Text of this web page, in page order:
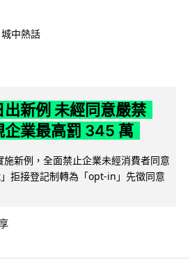
城中熱話
出新例 未經同意嚴禁
業最高罰 345 萬
新例，全面禁止企業未經消費者同意
拒接登記制轉為「opt-in」先徵同意